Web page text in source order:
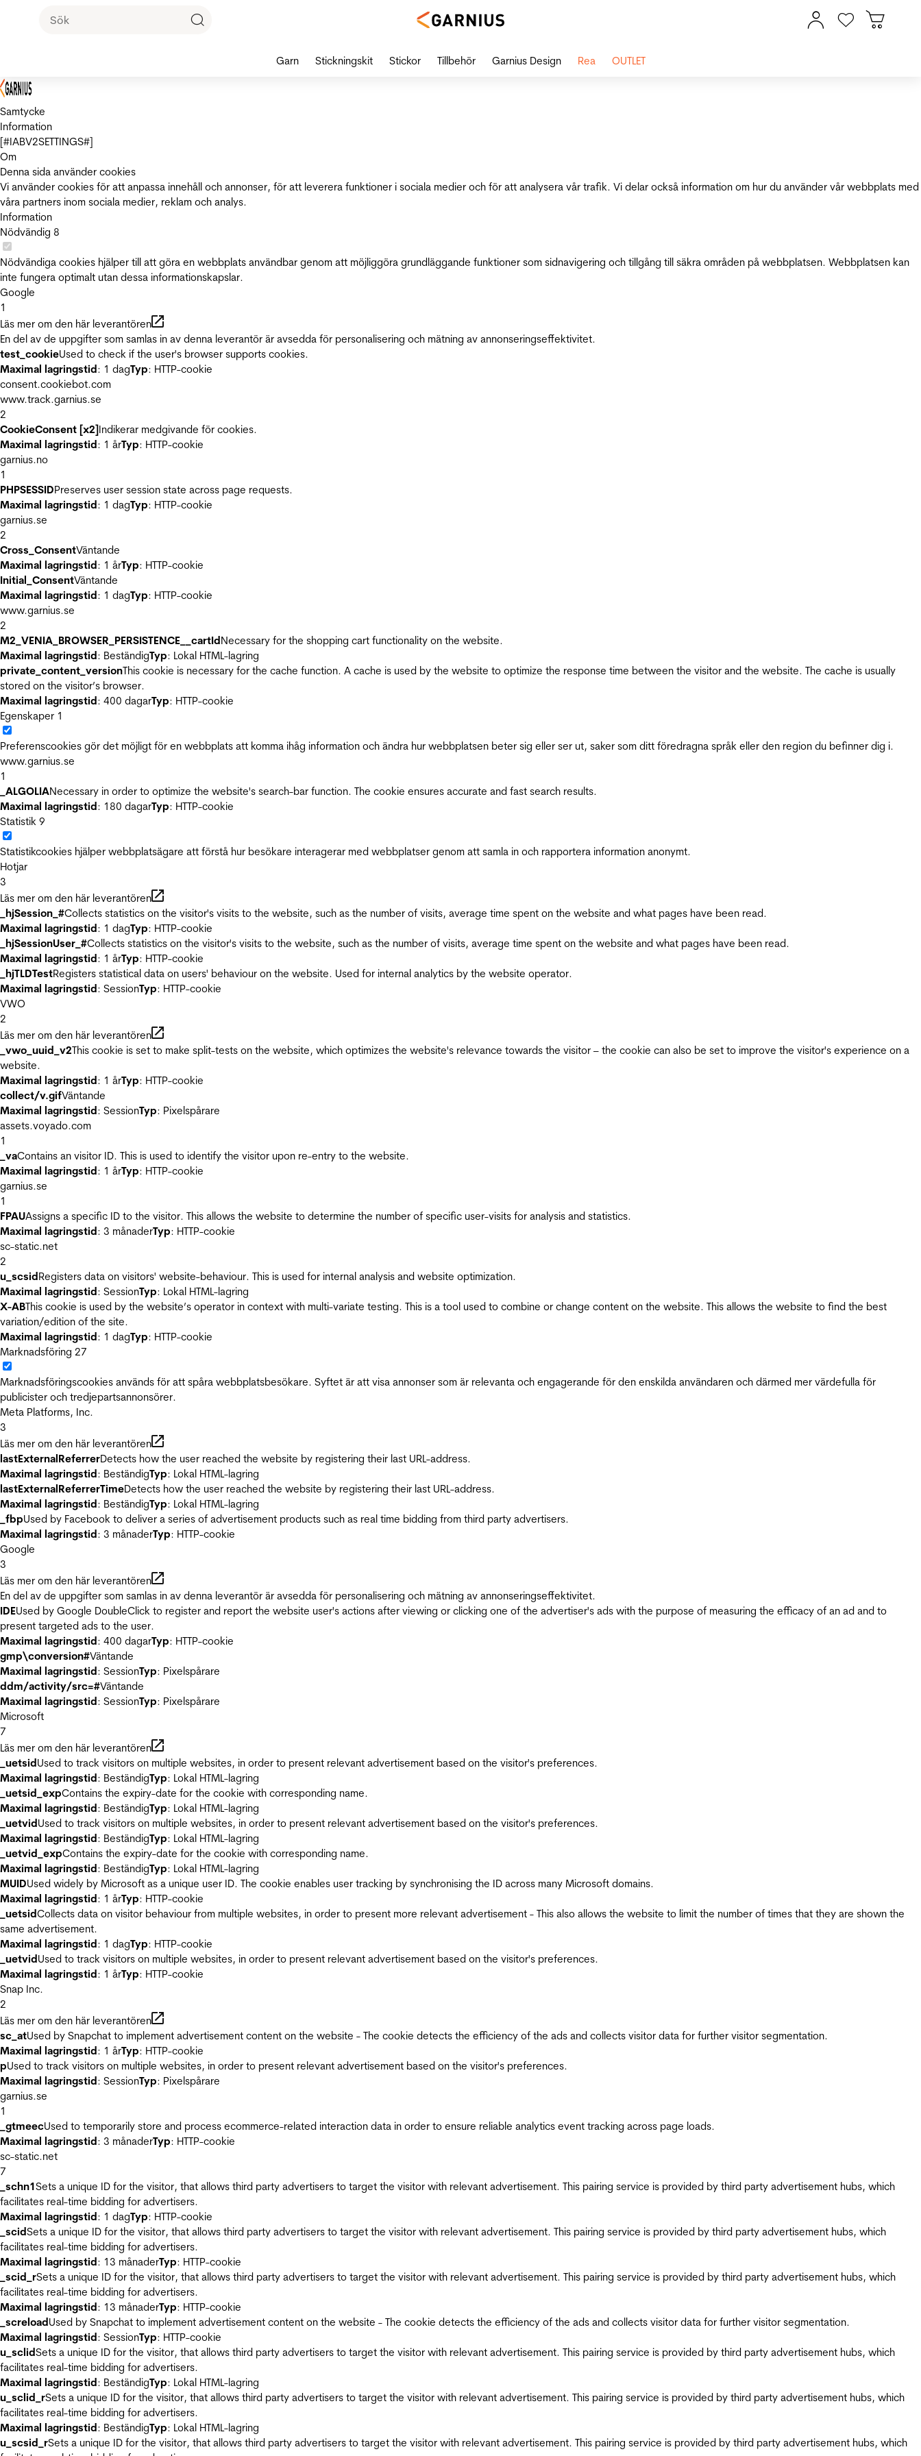
Samtycke
Information
[#IABV2SETTINGS#]
Om
Denna sida använder cookies
Vi använder cookies för att anpassa innehåll och annonser, för att leverera funktioner i sociala medier och för att analysera vår trafik. Vi delar också information om hur du använder vår webbplats med
våra partners inom sociala medier, reklam och analys.
Information
Nödvändig 8
Nödvändiga cookies hjälper till att göra en webbplats användbar genom att möjliggöra grundläggande funktioner som sidnavigering och tillgång till säkra områden på webbplatsen. Webbplatsen kan
inte fungera optimalt utan dessa informationskapslar.
Google
1
Läs mer om den här leverantören
En del av de uppgifter som samlas in av denna leverantör är avsedda för personalisering och mätning av annonseringseffektivitet.
test_cookieUsed to check if the user's browser supports cookies.
Maximal lagringstid: 1 dagTyp: HTTP-cookie
consent.cookiebot.com
www.track.garnius.se
2
CookieConsent [x2]Indikerar medgivande för cookies.
Maximal lagringstid: 1 årTyp: HTTP-cookie
garnius.no
1
PHPSESSIDPreserves user session state across page requests.
Maximal lagringstid: 1 dagTyp: HTTP-cookie
garnius.se
2
Cross_ConsentVäntande
Maximal lagringstid: 1 årTyp: HTTP-cookie
Initial_ConsentVäntande
Maximal lagringstid: 1 dagTyp: HTTP-cookie
www.garnius.se
2
M2_VENIA_BROWSER_PERSISTENCE__cartIdNecessary for the shopping cart functionality on the website.
Maximal lagringstid: BeständigTyp: Lokal HTML-lagring
private_content_versionThis cookie is necessary for the cache function. A cache is used by the website to optimize the response time between the visitor and the website. The cache is usually
stored on the visitor’s browser.
Maximal lagringstid: 400 dagarTyp: HTTP-cookie
Egenskaper 1
Preferenscookies gör det möjligt för en webbplats att komma ihåg information och ändra hur webbplatsen beter sig eller ser ut, saker som ditt föredragna språk eller den region du befinner dig i.
www.garnius.se
1
_ALGOLIANecessary in order to optimize the website's search-bar function. The cookie ensures accurate and fast search results.
Maximal lagringstid: 180 dagarTyp: HTTP-cookie
Statistik 9
Statistikcookies hjälper webbplatsägare att förstå hur besökare interagerar med webbplatser genom att samla in och rapportera information anonymt.
Hotjar
3
Läs mer om den här leverantören
_hjSession_#Collects statistics on the visitor's visits to the website, such as the number of visits, average time spent on the website and what pages have been read.
Maximal lagringstid: 1 dagTyp: HTTP-cookie
_hjSessionUser_#Collects statistics on the visitor's visits to the website, such as the number of visits, average time spent on the website and what pages have been read.
Maximal lagringstid: 1 årTyp: HTTP-cookie
_hjTLDTestRegisters statistical data on users' behaviour on the website. Used for internal analytics by the website operator.
Maximal lagringstid: SessionTyp: HTTP-cookie
VWO
2
Läs mer om den här leverantören
_vwo_uuid_v2This cookie is set to make split-tests on the website, which optimizes the website's relevance towards the visitor – the cookie can also be set to improve the visitor's experience on a
website.
Maximal lagringstid: 1 årTyp: HTTP-cookie
collect/v.gifVäntande
Maximal lagringstid: SessionTyp: Pixelspårare
assets.voyado.com
1
_vaContains an visitor ID. This is used to identify the visitor upon re-entry to the website.
Maximal lagringstid: 1 årTyp: HTTP-cookie
garnius.se
1
FPAUAssigns a specific ID to the visitor. This allows the website to determine the number of specific user-visits for analysis and statistics.
Maximal lagringstid: 3 månaderTyp: HTTP-cookie
sc-static.net
2
u_scsidRegisters data on visitors' website-behaviour. This is used for internal analysis and website optimization.
Maximal lagringstid: SessionTyp: Lokal HTML-lagring
X-ABThis cookie is used by the website’s operator in context with multi-variate testing. This is a tool used to combine or change content on the website. This allows the website to find the best
variation/edition of the site.
Maximal lagringstid: 1 dagTyp: HTTP-cookie
Marknadsföring 27
Marknadsföringscookies används för att spåra webbplatsbesökare. Syftet är att visa annonser som är relevanta och engagerande för den enskilda användaren och därmed mer värdefulla för
publicister och tredjepartsannonsörer.
Meta Platforms, Inc.
3
Läs mer om den här leverantören
lastExternalReferrerDetects how the user reached the website by registering their last URL-address.
Maximal lagringstid: BeständigTyp: Lokal HTML-lagring
lastExternalReferrerTimeDetects how the user reached the website by registering their last URL-address.
Maximal lagringstid: BeständigTyp: Lokal HTML-lagring
_fbpUsed by Facebook to deliver a series of advertisement products such as real time bidding from third party advertisers.
Maximal lagringstid: 3 månaderTyp: HTTP-cookie
Google
3
Läs mer om den här leverantören
En del av de uppgifter som samlas in av denna leverantör är avsedda för personalisering och mätning av annonseringseffektivitet.
IDEUsed by Google DoubleClick to register and report the website user's actions after viewing or clicking one of the advertiser's ads with the purpose of measuring the efficacy of an ad and to
present targeted ads to the user.
Maximal lagringstid: 400 dagarTyp: HTTP-cookie
gmp\conversion#Väntande
Maximal lagringstid: SessionTyp: Pixelspårare
ddm/activity/src=#Väntande
Maximal lagringstid: SessionTyp: Pixelspårare
Microsoft
7
Läs mer om den här leverantören
_uetsidUsed to track visitors on multiple websites, in order to present relevant advertisement based on the visitor's preferences.
Maximal lagringstid: BeständigTyp: Lokal HTML-lagring
_uetsid_expContains the expiry-date for the cookie with corresponding name.
Maximal lagringstid: BeständigTyp: Lokal HTML-lagring
_uetvidUsed to track visitors on multiple websites, in order to present relevant advertisement based on the visitor's preferences.
Maximal lagringstid: BeständigTyp: Lokal HTML-lagring
_uetvid_expContains the expiry-date for the cookie with corresponding name.
Maximal lagringstid: BeständigTyp: Lokal HTML-lagring
MUIDUsed widely by Microsoft as a unique user ID. The cookie enables user tracking by synchronising the ID across many Microsoft domains.
Maximal lagringstid: 1 årTyp: HTTP-cookie
_uetsidCollects data on visitor behaviour from multiple websites, in order to present more relevant advertisement - This also allows the website to limit the number of times that they are shown the
same advertisement.
Maximal lagringstid: 1 dagTyp: HTTP-cookie
_uetvidUsed to track visitors on multiple websites, in order to present relevant advertisement based on the visitor's preferences.
Maximal lagringstid: 1 årTyp: HTTP-cookie
Snap Inc.
2
Läs mer om den här leverantören
sc_atUsed by Snapchat to implement advertisement content on the website - The cookie detects the efficiency of the ads and collects visitor data for further visitor segmentation.
Maximal lagringstid: 1 årTyp: HTTP-cookie
pUsed to track visitors on multiple websites, in order to present relevant advertisement based on the visitor's preferences.
Maximal lagringstid: SessionTyp: Pixelspårare
garnius.se
1
_gtmeecUsed to temporarily store and process ecommerce-related interaction data in order to ensure reliable analytics event tracking across page loads.
Maximal lagringstid: 3 månaderTyp: HTTP-cookie
sc-static.net
7
_schn1Sets a unique ID for the visitor, that allows third party advertisers to target the visitor with relevant advertisement. This pairing service is provided by third party advertisement hubs, which
facilitates real-time bidding for advertisers.
Maximal lagringstid: 1 dagTyp: HTTP-cookie
_scidSets a unique ID for the visitor, that allows third party advertisers to target the visitor with relevant advertisement. This pairing service is provided by third party advertisement hubs, which
facilitates real-time bidding for advertisers.
Maximal lagringstid: 13 månaderTyp: HTTP-cookie
_scid_rSets a unique ID for the visitor, that allows third party advertisers to target the visitor with relevant advertisement. This pairing service is provided by third party advertisement hubs, which
facilitates real-time bidding for advertisers.
Maximal lagringstid: 13 månaderTyp: HTTP-cookie
_screloadUsed by Snapchat to implement advertisement content on the website - The cookie detects the efficiency of the ads and collects visitor data for further visitor segmentation.
Maximal lagringstid: SessionTyp: HTTP-cookie
u_sclidSets a unique ID for the visitor, that allows third party advertisers to target the visitor with relevant advertisement. This pairing service is provided by third party advertisement hubs, which
facilitates real-time bidding for advertisers.
Maximal lagringstid: BeständigTyp: Lokal HTML-lagring
u_sclid_rSets a unique ID for the visitor, that allows third party advertisers to target the visitor with relevant advertisement. This pairing service is provided by third party advertisement hubs, which
facilitates real-time bidding for advertisers.
Maximal lagringstid: BeständigTyp: Lokal HTML-lagring
u_scsid_rSets a unique ID for the visitor, that allows third party advertisers to target the visitor with relevant advertisement. This pairing service is provided by third party advertisement hubs, which
Garn Stickningskit Stickor Tillbehör Garnius Design Rea OUTLET